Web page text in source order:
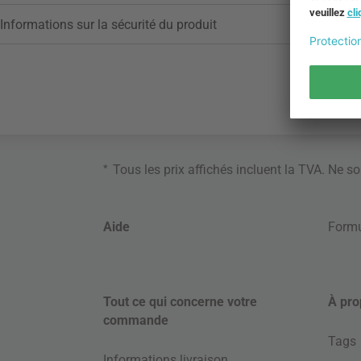
Informations sur la sécurité du produit
* Tous les prix affichés incluent la TVA. Ne
Aide
Tout ce qui concerne votre
commande
À
Tags